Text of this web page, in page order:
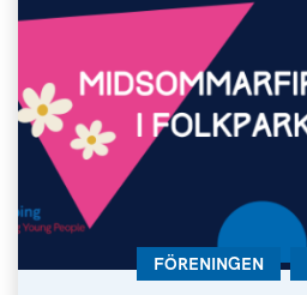
KATEGORI:
FÖRENINGEN